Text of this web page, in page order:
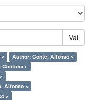
Vai
Author: Conte, Alfonso ×
×
Alfonso ×
×